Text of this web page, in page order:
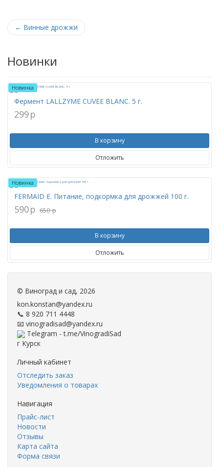
← Винные дрожжи
Новинки
Новинка
Фермент LALLZYME CUVEE BLANC. 5 г.
299p
В корзину
Отложить
Новинка
FERMAID E. Питание, подкормка для дрожжей 100 г.
590p 650 p
В корзину
Отложить
© Виноград и сад, 2026
kon.konstan@yandex.ru
📞 8 920 711 4448
📧 vinogradisad@yandex.ru
Telegram - t.me/VinogradiSad
г Курск
Личный кабинет
Отследить заказ
Уведомления о товарах
Навигация
Прайс-лист
Новости
Отзывы
Карта сайта
Форма связи